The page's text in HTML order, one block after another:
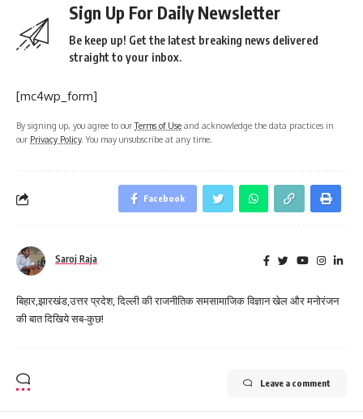
Sign Up For Daily Newsletter
Be keep up! Get the latest breaking news delivered
straight to your inbox.
[mc4wp_form]
By signing up, you agree to ourTerms of Use and acknowledge the data practices in
our Privacy Policy. You may unsubscribe at any time.
Facebook
Saroj Raja
बिहार,झारखंड,उत्तर प्रदेश, दिल्ली की राजनीतिक समसामाजिक विज्ञान खेल और मनोरंजन
की बात दिखिये सब-कुछ!
Leave a comment